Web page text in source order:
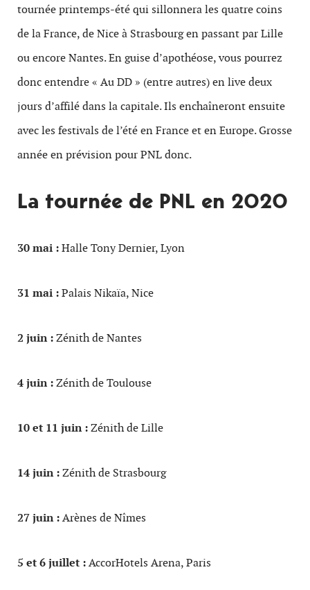
tournée printemps-été qui sillonnera les quatre coins
de la France, de Nice à Strasbourg en passant par Lille
ou encore Nantes. En guise d’apothéose, vous pourrez
donc entendre « Au DD » (entre autres) en live deux
jours d’affilé dans la capitale. Ils enchaîneront ensuite
avec les festivals de l’été en France et en Europe. Grosse
année en prévision pour PNL donc.
La tournée de PNL en 2020
30 mai :Halle Tony Dernier, Lyon
31 mai :Palais Nikaïa, Nice
2 juin :Zénith de Nantes
4 juin :Zénith de Toulouse
10 et 11 juin :Zénith de Lille
14 juin :Zénith de Strasbourg
27 juin :Arènes de Nîmes
5 et 6 juillet :AccorHotels Arena, Paris